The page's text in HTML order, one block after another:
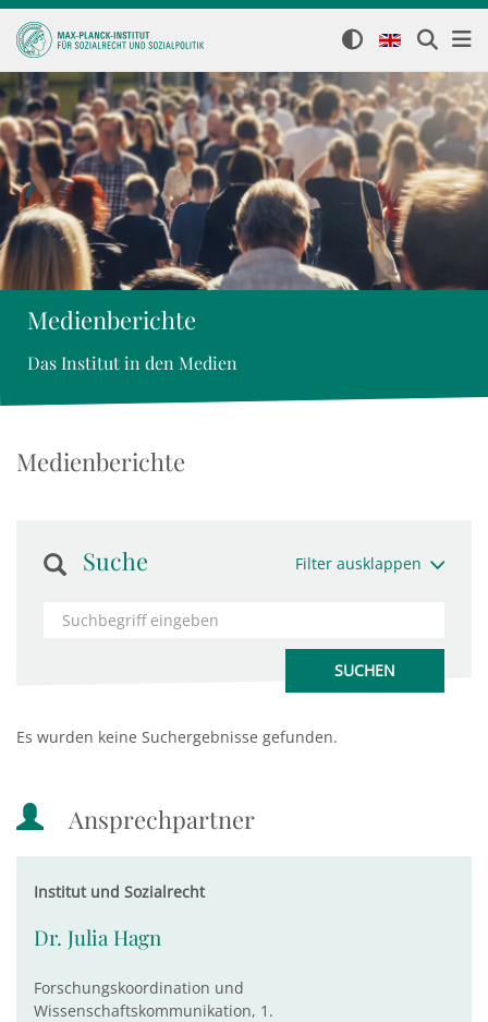
Medienberichte
Das Institut in den Medien
Medienberichte
Suche Filter ausklappen
Es wurden keine Suchergebnisse gefunden.
Ansprechpartner
Institut und Sozialrecht
Dr. Julia Hagn
Forschungskoordination und
Wissenschaftskommunikation, 1.